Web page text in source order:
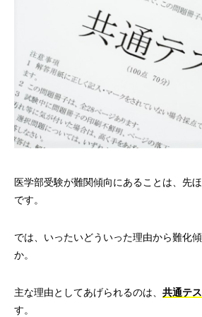
医学部受験が難関傾向にあることは、先
です。
では、いったいどういった理由から難化
か。
主な理由としてあげられるのは、 共通テ
す。